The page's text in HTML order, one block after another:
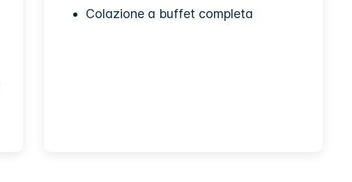
Colazione a buffet completa